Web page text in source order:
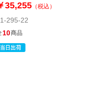
東12号(4,000枚)
35,255 （税込）
295-22
10商品